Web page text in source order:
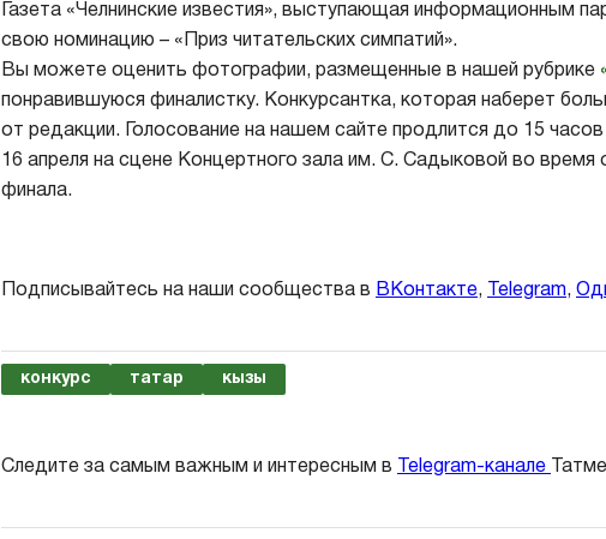
Газета «Челнинские известия», выступающая информационным
свою номинацию – «Приз читательских симпатий».
Вы можете оценить фотографии, размещенные в нашей рубрике
понравившуюся финалистку. Конкурсантка, которая наберет
от редакции. Голосование на нашем сайте продлится до 15
16 апреля на сцене Концертного зала им. С. Садыковой во время
финала.
Подписывайтесь на наши сообщества в ВКонтакте, Telegram,
конкурс татар кызы
Следите за самым важным и интересным в Telegram-канале